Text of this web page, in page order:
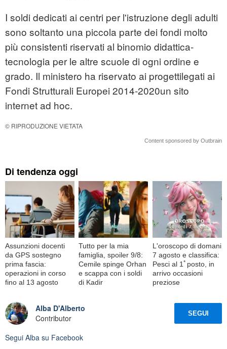
I soldi dedicati ai centri per l'istruzione degli adulti
sono soltanto una piccola parte dei fondi molto
più consistenti riservati al binomio didattica-
tecnologia per le altre scuole di ogni ordine e
grado. Il ministero ha riservato ai progettilegati ai
Fondi Strutturali Europei 2014-2020un sito
internet ad hoc.
© RIPRODUZIONE VIETATA
Content sponsored by Outbrain
Di tendenza oggi
Assunzioni docenti
da GPS sostegno
prima fascia:
operazioni in corso
fino al 13 agosto
Tutto per la mia
famiglia, spoiler 9/8:
Cemile spinge Orhan
e scappa con i soldi
di Kadir
L'oroscopo di domani
7 agosto e classifica:
Pesci al 1ﾟposto, in
arrivo occasioni
preziose
Alba D'Alberto
Contributor
SEGUI
Segui Alba su Facebook